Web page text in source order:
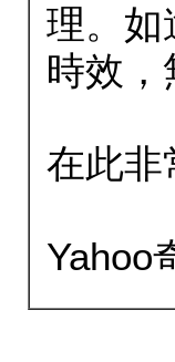
理。如
時效，
在此非
Yahoo